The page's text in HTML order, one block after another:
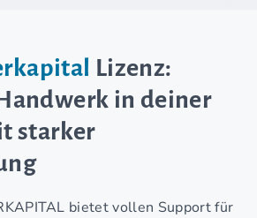
Lizenz:
in deiner
starker
bietet vollen Support für